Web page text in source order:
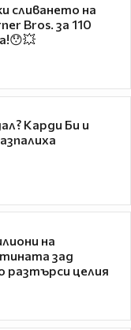
сливането на
Bros. за 110
Карди Би и
на
зад
разтърси целия